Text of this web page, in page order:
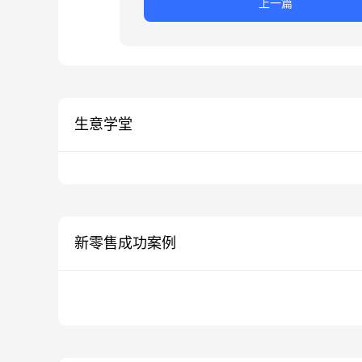
生意学堂
新零售成功案例